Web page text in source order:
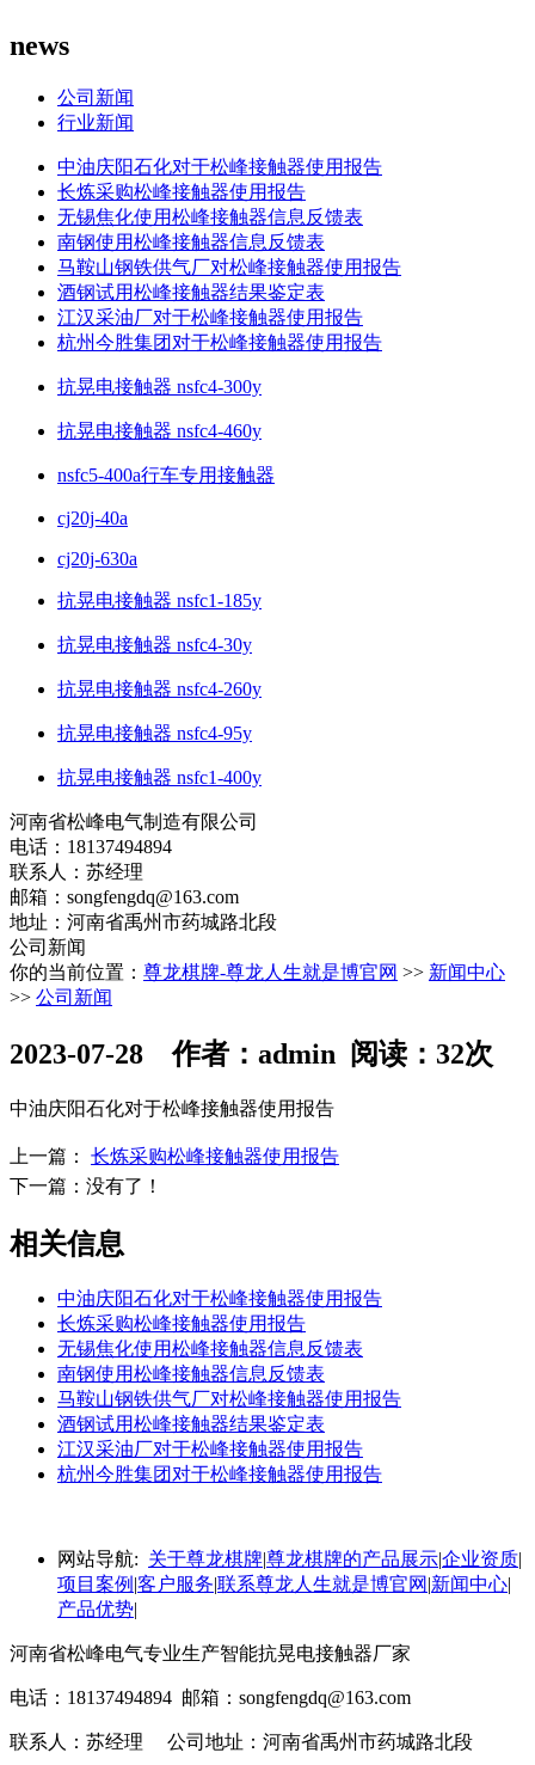
news
公司新闻
行业新闻
中油庆阳石化对于松峰接触器使用报告
长炼采购松峰接触器使用报告
无锡焦化使用松峰接触器信息反馈表
南钢使用松峰接触器信息反馈表
马鞍山钢铁供气厂对松峰接触器使用报告
酒钢试用松峰接触器结果鉴定表
江汉采油厂对于松峰接触器使用报告
杭州今胜集团对于松峰接触器使用报告
抗晃电接触器 nsfc4-300y
抗晃电接触器 nsfc4-460y
nsfc5-400a行车专用接触器
cj20j-40a
cj20j-630a
抗晃电接触器 nsfc1-185y
抗晃电接触器 nsfc4-30y
抗晃电接触器 nsfc4-260y
抗晃电接触器 nsfc4-95y
抗晃电接触器 nsfc1-400y
河南省松峰电气制造有限公司
电话：18137494894
联系人：苏经理
邮箱： songfengdq@163.com
地址：河南省禹州市药城路北段
公司新闻
你的当前位置： 尊龙棋牌-尊龙人生就是博官网 >> 新闻中心
>> 公司新闻
2023-07-28 作者：admin 阅读：32次
中油庆阳石化对于松峰接触器使用报告
上一篇： 长炼采购松峰接触器使用报告
下一篇：没有了！
相关信息
中油庆阳石化对于松峰接触器使用报告
长炼采购松峰接触器使用报告
无锡焦化使用松峰接触器信息反馈表
南钢使用松峰接触器信息反馈表
马鞍山钢铁供气厂对松峰接触器使用报告
酒钢试用松峰接触器结果鉴定表
江汉采油厂对于松峰接触器使用报告
杭州今胜集团对于松峰接触器使用报告
网站导航: 关于尊龙棋牌|尊龙棋牌的产品展示|企业资质|
项目案例 |客户服务|联系尊龙人生就是博官网 |新闻中心|
产品优势|
河南省松峰电气专业生产智能抗晃电接触器厂家
电话：18137494894 邮箱： songfengdq@163.com
联系人：苏经理 公司地址：河南省禹州市药城路北段